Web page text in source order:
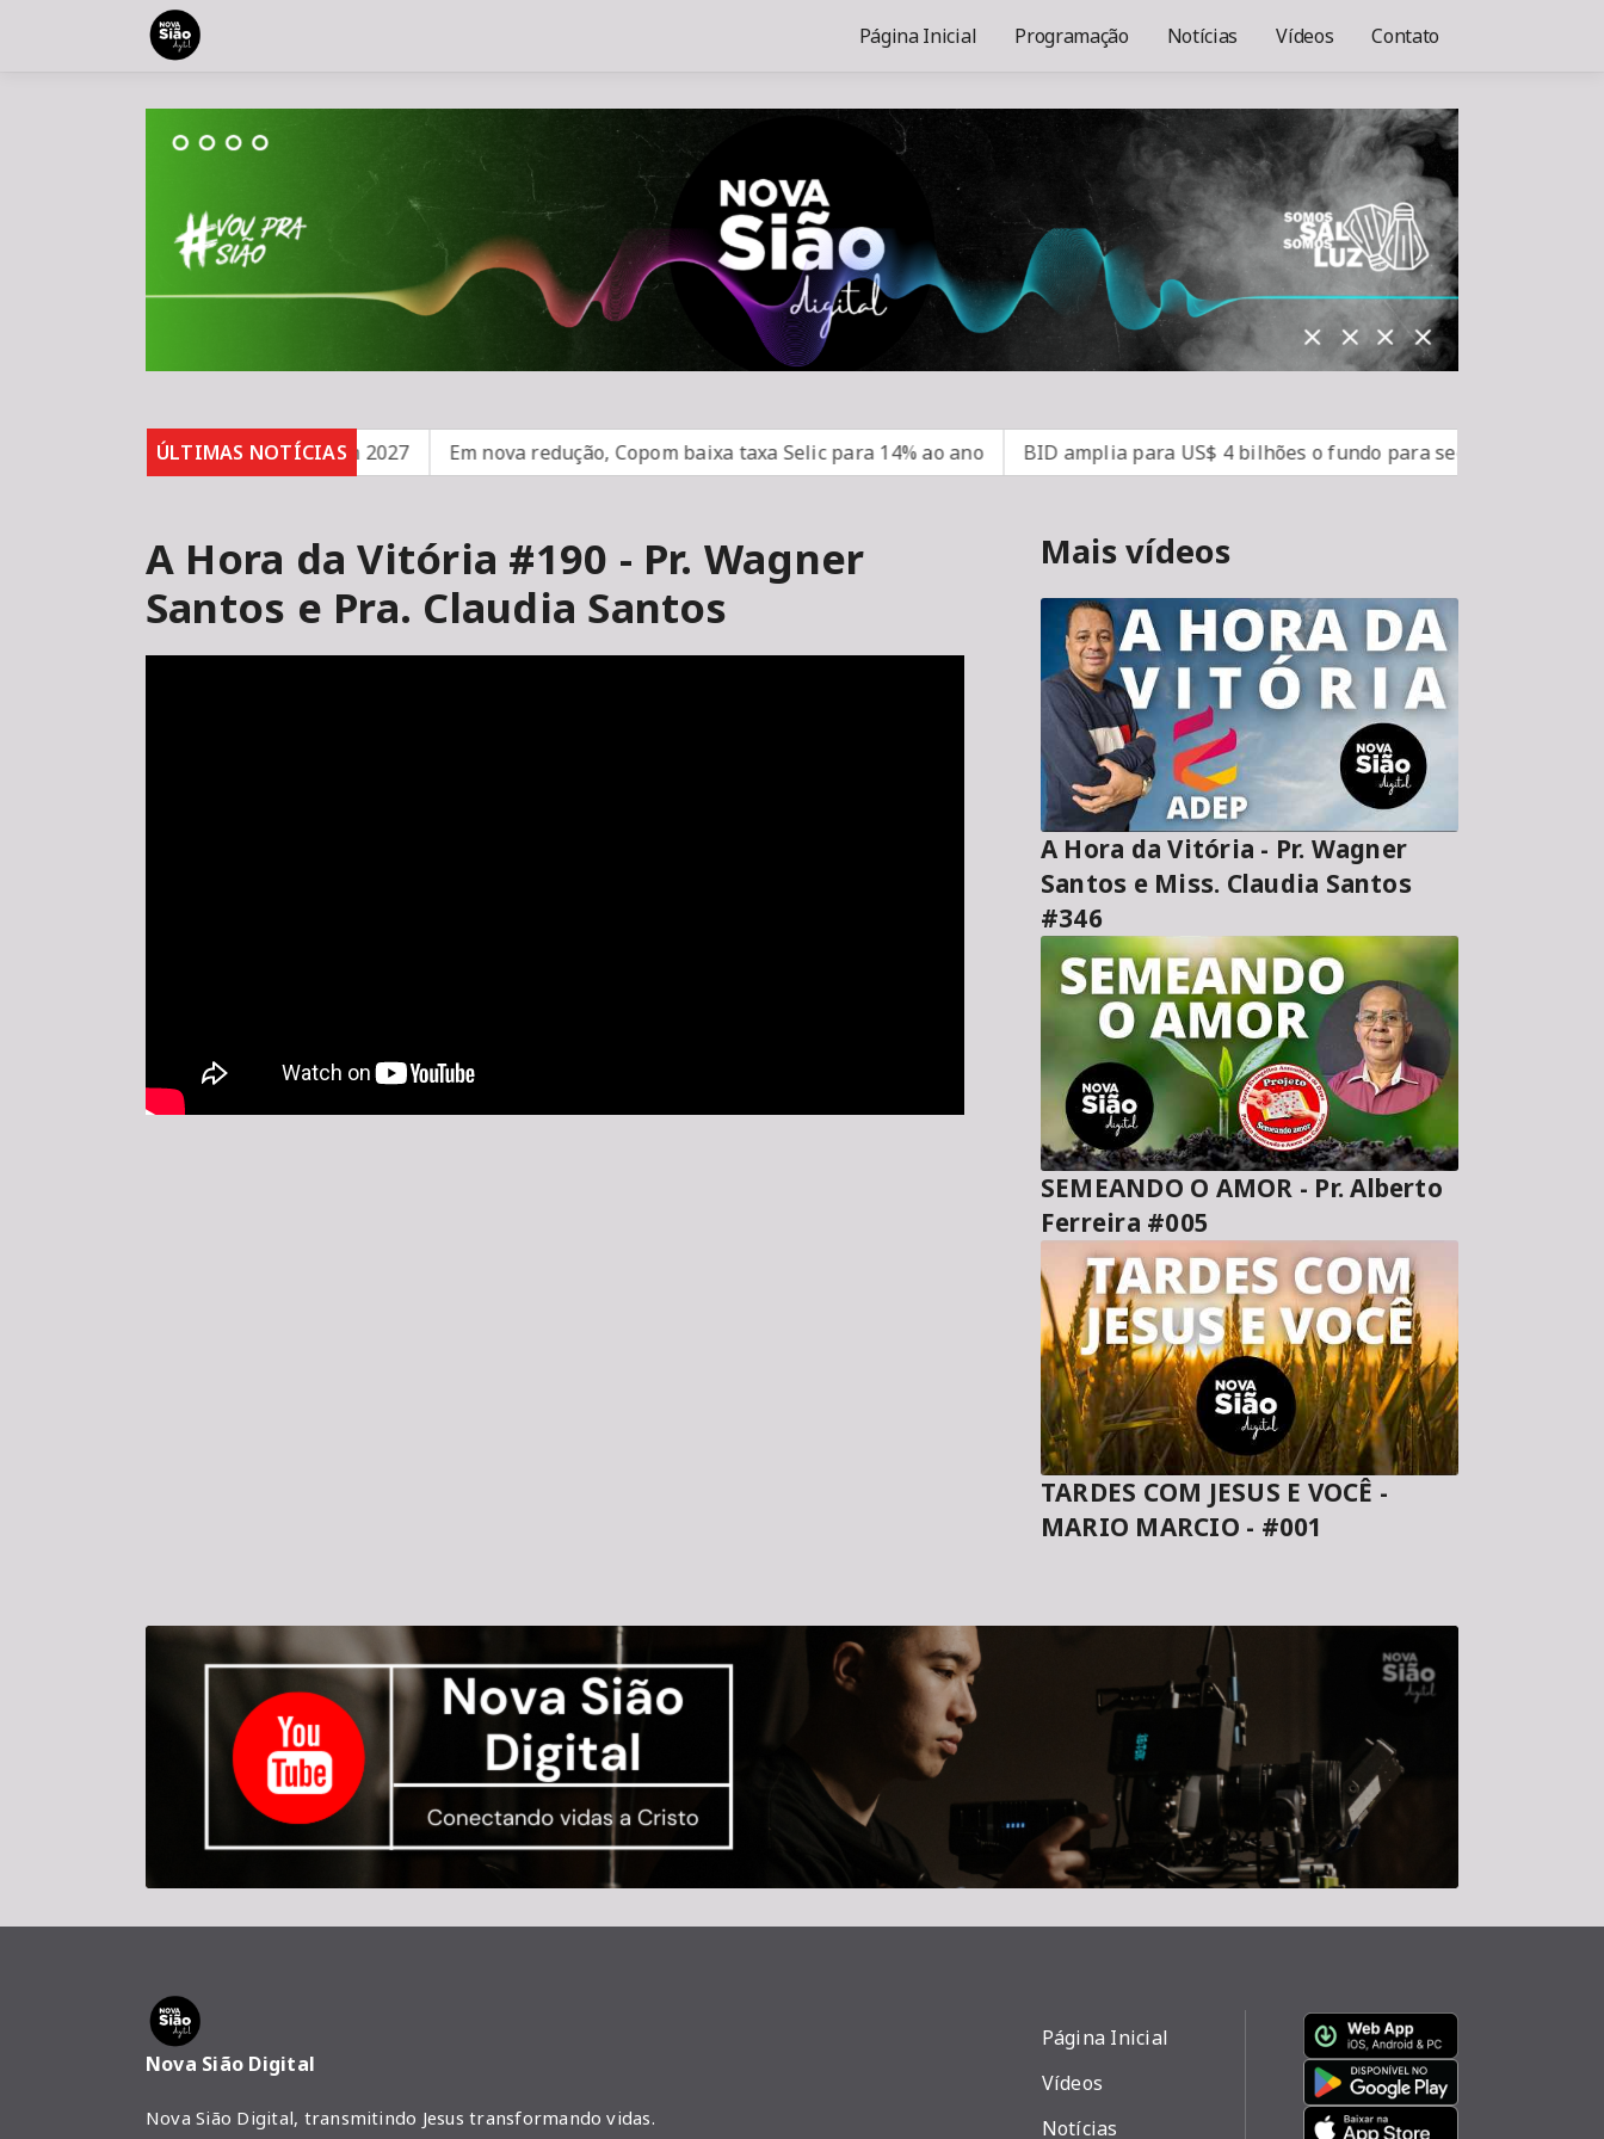
Página Inicial Programação Notícias Vídeos Contato
ÚLTIMAS NOTÍCIAS
durante Copa Feminina em 2027 Em nova redução, Copom baixa taxa Selic para 14% ao ano BID amplia para US$ 4 bilhões o fundo para segurança na América
A Hora da Vitória #190 - Pr. Wagner
Santos e Pra. Claudia Santos
Mais vídeos
A Hora da Vitória - Pr. Wagner
Santos e Miss. Claudia Santos
#346
SEMEANDO O AMOR - Pr. Alberto
Ferreira #005
TARDES COM JESUS E VOCÊ -
MARIO MARCIO - #001
Nova Sião Digital
Nova Sião Digital, transmitindo Jesus transformando vidas.
Página Inicial
Vídeos
Notícias